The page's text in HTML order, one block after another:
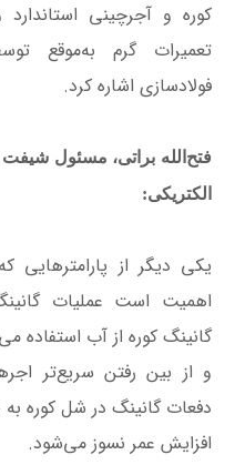
کوره و آجرچینی
تعمیرات گرم به‌موقع
فولادسازی اشاره کرد.
فتح‌الله براتی، مسئول
الکتریکی:
یکی دیگر از
اهمیت است عملیات
گانینگ کوره از آب
و از بین رفتن سریع‌تر
دفعات گانینگ در شل کوره
افزایش عمر نسوز می‌شود.